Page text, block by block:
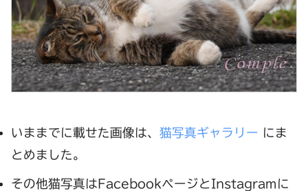
いままでに載せた画像は、 猫写真ギャラリー にま
とめました。
その他猫写真はFacebookページとInstagramに